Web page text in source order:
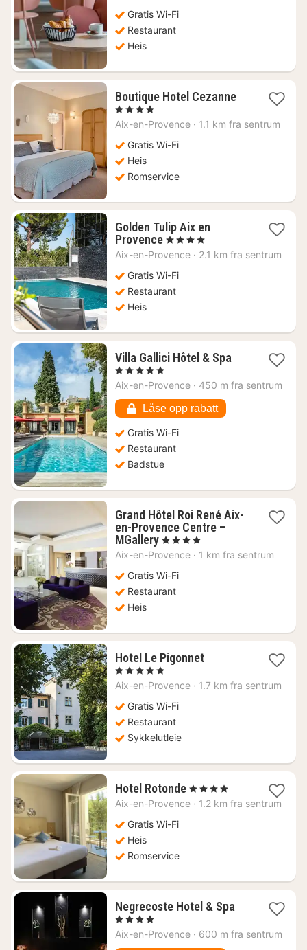
kr.
Gratis Wi-Fi
Restaurant
Heis
Boutique Hotel Cezanne1
fra
, 4 Stjerner
Aix-en-Provence · 1.1 km fra sentrum
Gratis Wi-Fi
Heis
Romservice
Golden Tulip Aix en
Provence1
natt
1046
kr.
, 4 Stjerner
Aix-en-Provence · 2.1 km fra sentrum
Gratis Wi-Fi
Restaurant
Heis
Villa Gallici Hôtel & Spa1
fra
, 5 Stjerner
Aix-en-Provence · 450 m fra sentrum
Låse opp rabatt
Gratis Wi-Fi
Restaurant
Badstue
Grand Hôtel Roi René Aix-
en-Provence Centre –
MGallery1
natt
1946
kr.
, 4 Stjerner
Aix-en-Provence · 1 km fra sentrum
Gratis Wi-Fi
Restaurant
Heis
Hotel Le Pigonnet1
fra
, 5 Stjerner
Aix-en-Provence · 1.7 km fra sentrum
Gratis Wi-Fi
Restaurant
Sykkelutleie
Hotel Rotonde1
natt
, 4 Stjerner
Aix-en-Provence · 1.2 km fra sentrum
Gratis Wi-Fi
Heis
Romservice
Negrecoste Hotel & Spa1
fra
, 4 Stjerner
Aix-en-Provence · 600 m fra sentrum